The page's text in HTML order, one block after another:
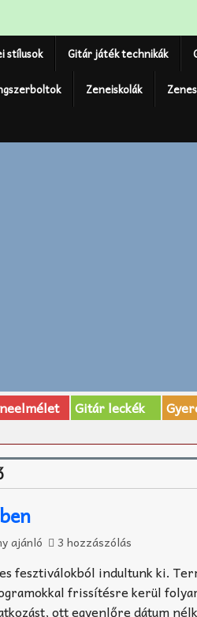
stílusok Gitár játék technikák
Zeneiskolák
Gitár leckék
ajánló 3 hozzászólás
fesztiválokból indultunk ki.
frissítésre kerül
ott egyenlőre dátum